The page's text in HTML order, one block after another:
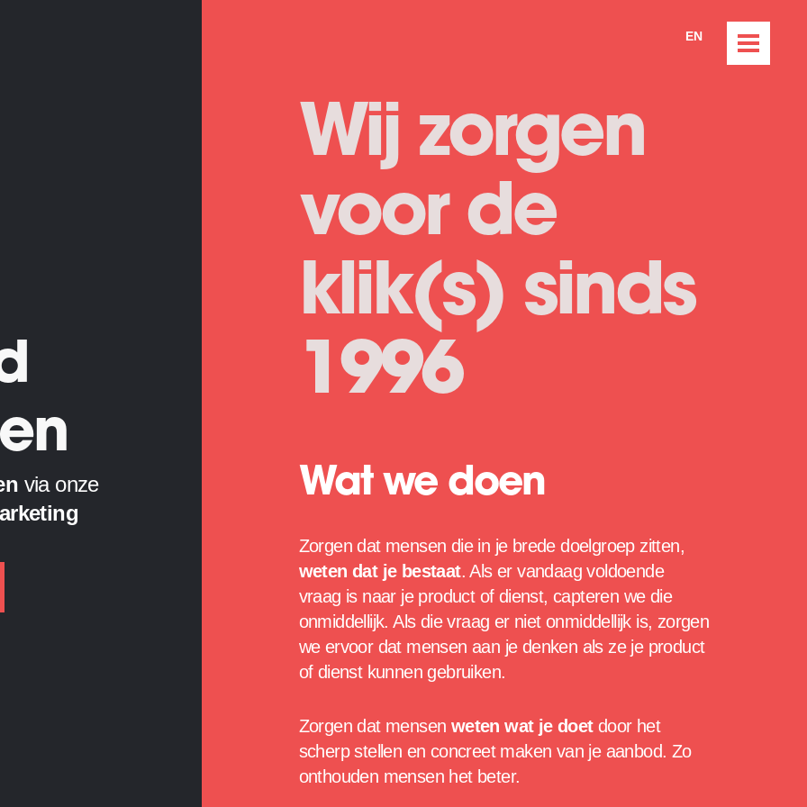
EN
via onze
Wij zorgen
voor de
klik(s) sinds
1996
Wat we doen
Zorgen dat mensen die in je brede doelgroep zitten,
weten dat je bestaat. Als er vandaag voldoende
vraag is naar je product of dienst, capteren we die
onmiddellijk. Als die vraag er niet onmiddellijk is, zorgen
we ervoor dat mensen aan je denken als ze je product
of dienst kunnen gebruiken.
Zorgen dat mensen weten wat je doet door het
scherp stellen en concreet maken van je aanbod. Zo
onthouden mensen het beter.